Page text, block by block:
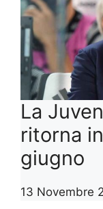
La
ritorna
giugno
13 Novembre